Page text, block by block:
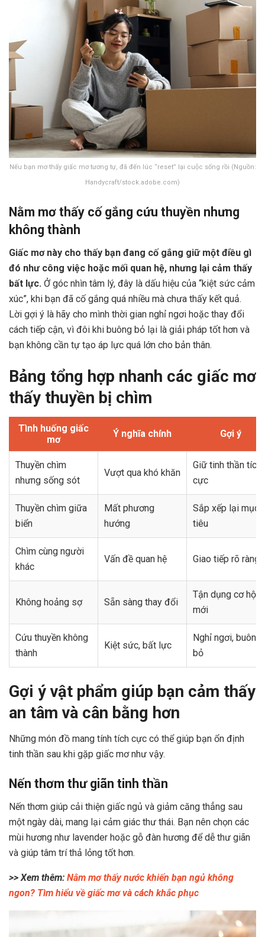
Nếu bạn mơ thấy giấc mơ tương tự, đã đến lúc “reset” lại cuộc sống rồi (Nguồn:
Handycraft/stock.adobe.com)
Nằm mơ thấy cố gắng cứu thuyền nhưng
không thành
Giấc mơ này cho thấy bạn đang cố gắng giữ một điều gì
đó như công việc hoặc mối quan hệ, nhưng lại cảm thấy
bất lực. Ở góc nhìn tâm lý, đây là dấu hiệu của “kiệt sức cảm
xúc”, khi bạn đã cố gắng quá nhiều mà chưa thấy kết quả.
Lời gợi ý là hãy cho mình thời gian nghỉ ngơi hoặc thay đổi
cách tiếp cận, vì đôi khi buông bỏ lại là giải pháp tốt hơn và
bạn không cần tự tạo áp lực quá lớn cho bản thân.
Bảng tổng hợp nhanh các giấc mơ
thấy thuyền bị chìm
Tình huống giấc
mơ
Ý nghĩa chính Gợi ý
Thuyền chìm
nhưng sống sót
Vượt qua khó khăn
Giữ tinh thần tích
cực
Thuyền chìm giữa
biển
Mất phương
hướng
Sắp xếp lại mục
tiêu
Chìm cùng người
khác
Vấn đề quan hệ Giao tiếp rõ ràng
Không hoảng sợ Sẵn sàng thay đổi
Tận dụng cơ hội
mới
Cứu thuyền không
thành
Kiệt sức, bất lực
Nghỉ ngơi, buông
bỏ
Gợi ý vật phẩm giúp bạn cảm thấy
an tâm và cân bằng hơn
Những món đồ mang tính tích cực có thể giúp bạn ổn định
tinh thần sau khi gặp giấc mơ như vậy.
Nến thơm thư giãn tinh thần
Nến thơm giúp cải thiện giấc ngủ và giảm căng thẳng sau
một ngày dài, mang lại cảm giác thư thái. Bạn nên chọn các
mùi hương như lavender hoặc gỗ đàn hương để dễ thư giãn
và giúp tâm trí thả lỏng tốt hơn.
>> Xem thêm: Nằm mơ thấy nước khiến bạn ngủ không
ngon? Tìm hiểu về giấc mơ và cách khắc phục